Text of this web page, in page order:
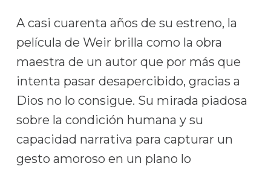
A casi cuarenta años de su estreno, la
película de Weir brilla como la obra
maestra de un autor que por más que
intenta pasar desapercibido, gracias a
Dios no lo consigue. Su mirada piadosa
sobre la condición humana y su
capacidad narrativa para capturar un
gesto amoroso en un plano lo